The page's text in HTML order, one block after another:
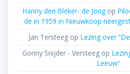
Hanny den Bleker- de Jongop
de in 1959 in Nieuwkoop
Jan Tersteeg op Lezing over
Gonny Snijder - Versteeg op
Leeuw”